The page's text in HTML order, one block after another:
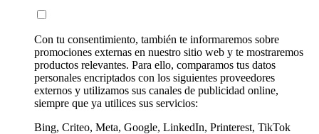
Con tu consentimiento, también te informaremos sobre
promociones externas en nuestro sitio web y te mostraremos
productos relevantes. Para ello, comparamos tus datos
personales encriptados con los siguientes proveedores
externos y utilizamos sus canales de publicidad online,
siempre que ya utilices sus servicios:
Bing, Criteo, Meta, Google, LinkedIn, Printerest, TikTok